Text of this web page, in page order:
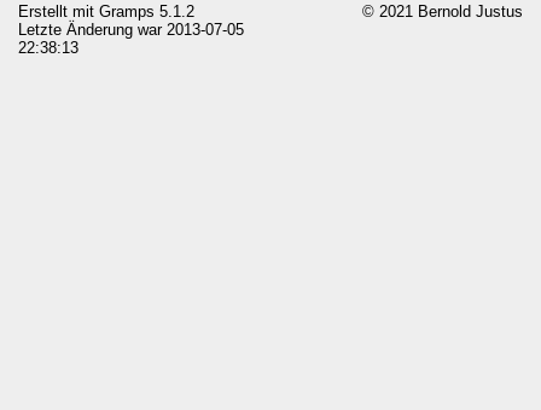
Erstellt mit Gramps 5.1.2
Letzte Änderung war 2013-07-05
22:38:13
© 2021 Bernold Justus